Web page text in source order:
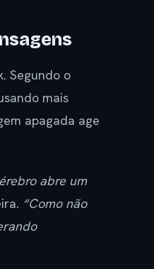
Segundo o
mais
apagada age
abre um
“Como não